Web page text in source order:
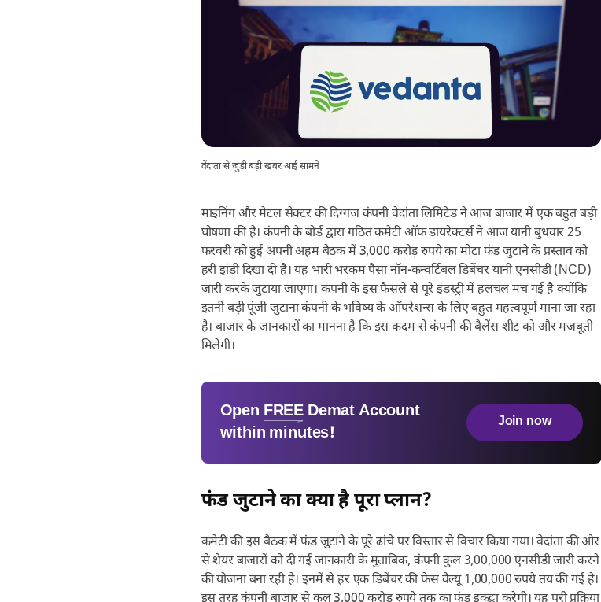
वेंदाता से जुड़ी बड़ी खबर आई सामने
माइनिंग और मेटल सेक्टर की दिग्गज कंपनी वेदांता लिमिटेड ने आज बाजार में एक बहुत बड़ी
घोषणा की है। कंपनी के बोर्ड द्वारा गठित कमेटी ऑफ डायरेक्टर्स ने आज यानी बुधवार 25
फरवरी को हुई अपनी अहम बैठक में 3,000 करोड़ रुपये का मोटा फंड जुटाने के प्रस्ताव को
हरी झंडी दिखा दी है। यह भारी भरकम पैसा नॉन-कन्वर्टिबल डिबेंचर यानी एनसीडी (NCD)
जारी करके जुटाया जाएगा। कंपनी के इस फैसले से पूरे इंडस्ट्री में हलचल मच गई है क्योंकि
इतनी बड़ी पूंजी जुटाना कंपनी के भविष्य के ऑपरेशन्स के लिए बहुत महत्वपूर्ण माना जा रहा
है। बाजार के जानकारों का मानना है कि इस कदम से कंपनी की बैलेंस शीट को और मजबूती
मिलेगी।
Open FREE Demat Account
within minutes!
Join now
फंड जुटाने का क्या है पूरा प्लान?
कमेटी की इस बैठक में फंड जुटाने के पूरे ढांचे पर विस्तार से विचार किया गया। वेदांता की ओर
से शेयर बाजारों को दी गई जानकारी के मुताबिक, कंपनी कुल 3,00,000 एनसीडी जारी करने
की योजना बना रही है। इनमें से हर एक डिबेंचर की फेस वैल्यू 1,00,000 रुपये तय की गई है।